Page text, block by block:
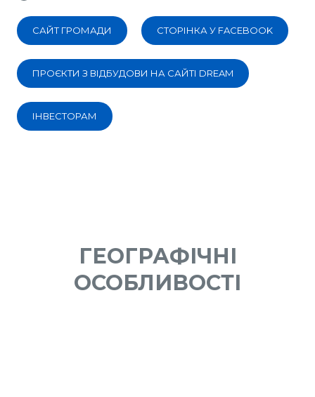
САЙТ ГРОМАДИ СТОРІНКА У FACEBOOK
ПРОЄКТИ З ВІДБУДОВИ НА САЙТІ DREAM
ІНВЕСТОРАМ
ГЕОГРАФІЧНІ
ОСОБЛИВОСТІ